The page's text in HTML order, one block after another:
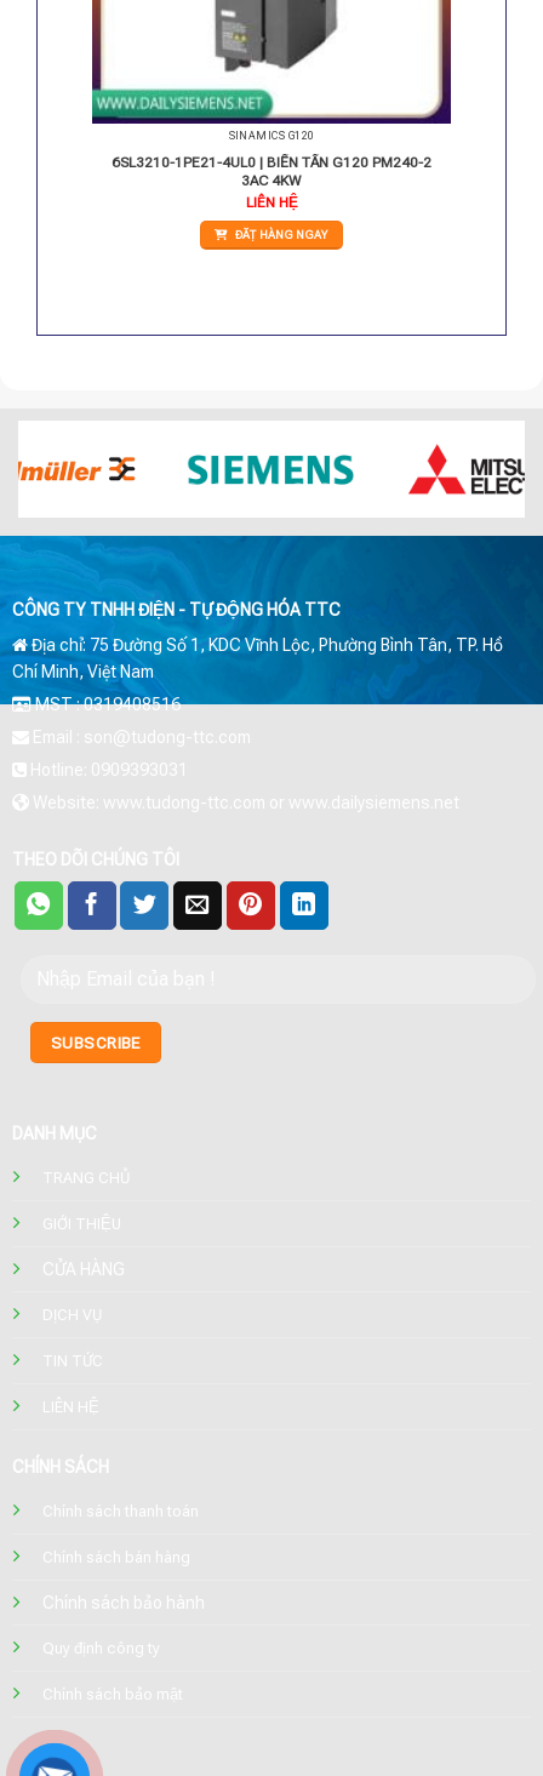
SINAMICS G120
6SL3210-1PE21-4UL0 | BIẾN TẦN G120 PM240-2
3AC 4KW
LIÊN HỆ
ĐẶT HÀNG NGAY
CÔNG TY TNHH ĐIỆN - TỰ ĐỘNG HÓA TTC
Địa chỉ: 75 Đường Số 1, KDC Vĩnh Lộc, Phường Bình Tân, TP. Hồ
Chí Minh, Việt Nam
MST : 0319408516
Email : son@tudong-ttc.com
Hotline: 0909393031
Website: www.tudong-ttc.com or www.dailysiemens.net
THEO DÕI CHÚNG TÔI
DANH MỤC
TRANG CHỦ
GIỚI THIỆU
CỬA HÀNG
DỊCH VỤ
TIN TỨC
LIÊN HỆ
CHÍNH SÁCH
Chính sách thanh toán
Chính sách bán hàng
Chính sách bảo hành
Quy định công ty
Chính sách bảo mật